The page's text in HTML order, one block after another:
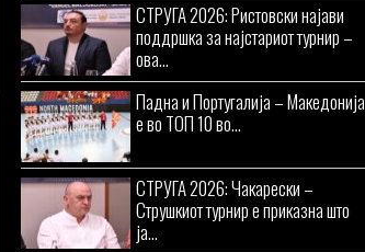
СТРУГА 2026: Ристовски најави
поддршка за најстариот турнир –
ова...
Падна и Португалија – Македонија
е во ТОП 10 во...
СТРУГА 2026: Чакарески –
Струшкиот турнир е приказна што
ја...